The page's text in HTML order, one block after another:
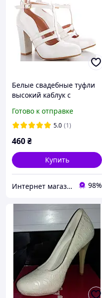
Белые свадебные туфли
высокий каблук с
Готово к отправке
5.0 (1)
460₴
Купить
Интернет магазин "Ножки в одежке" 98%